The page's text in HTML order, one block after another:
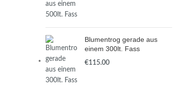
Blumentrog gerade aus
einem 300lt. Fass
€